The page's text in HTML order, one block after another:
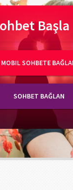
Başla
MOBIL SOHBETE
SOHBET BAĞLAN